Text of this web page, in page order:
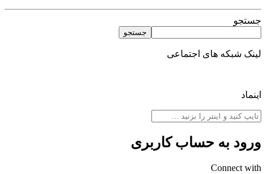
جستجو
جستجو
لینک شبکه های اجتماعی
اینماد
ورود به حساب کاربری
Connect with